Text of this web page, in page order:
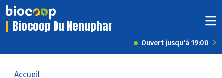
Biocoop Du Nenuphar
Ouvert jusqu'à 19:00
Accueil